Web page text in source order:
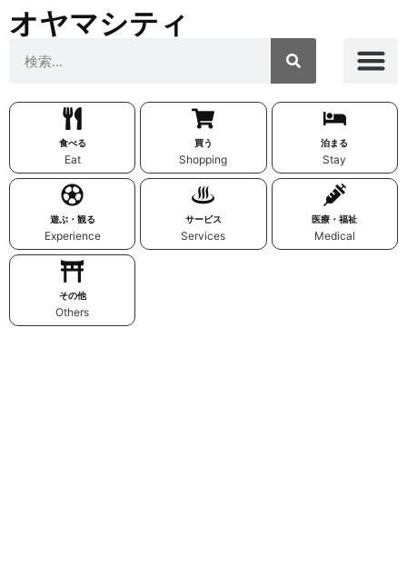
オヤマシティ
食べる
Eat
買う
Shopping
泊まる
Stay
遊ぶ・観る
Experience
サービス
Services
医療・福祉
Medical
その他
Others